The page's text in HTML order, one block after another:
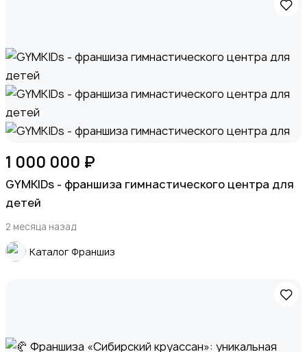
Для Бизнеса
Экспортные поставки и крупный опт (B2B)
1 000 000 ₽
GYMKIDs - франшиза гимнастического центра для
детей
2 месяца назад
Каталог Франшиз